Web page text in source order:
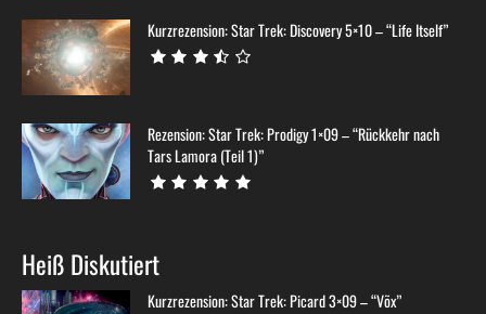
Kurzrezension: Star Trek: Discovery 5×10 – “Life Itself”
Rezension: Star Trek: Prodigy 1×09 – “Rückkehr nach
Tars Lamora (Teil 1)”
Heiß Diskutiert
Kurzrezension: Star Trek: Picard 3×09 – “Võx”